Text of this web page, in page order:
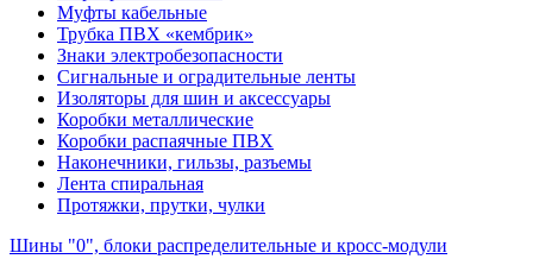
Муфты кабельные
Трубка ПВХ «кембрик»
Знаки электробезопасности
Сигнальные и оградительные ленты
Изоляторы для шин и аксессуары
Коробки металлические
Коробки распаячные ПВХ
Наконечники, гильзы, разъемы
Лента спиральная
Протяжки, прутки, чулки
Шины "0", блоки распределительные и кросс-модули